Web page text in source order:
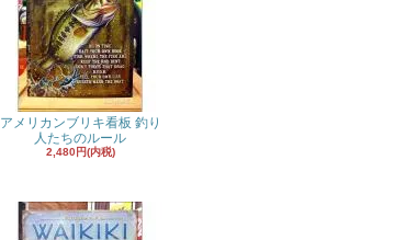
アメリカンブリキ看板 釣り
人たちのルール
2,480円(内税)